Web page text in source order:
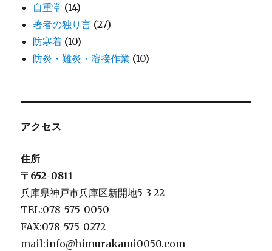
自重堂 (14)
著者の独り言 (27)
防寒着 (10)
防炎・難炎・溶接作業 (10)
アクセス
住所
〒652-0811
兵庫県神戸市兵庫区新開地5-3-22
TEL:078-575-0050
FAX:078-575-0272
mail:info@himurakami0050.com